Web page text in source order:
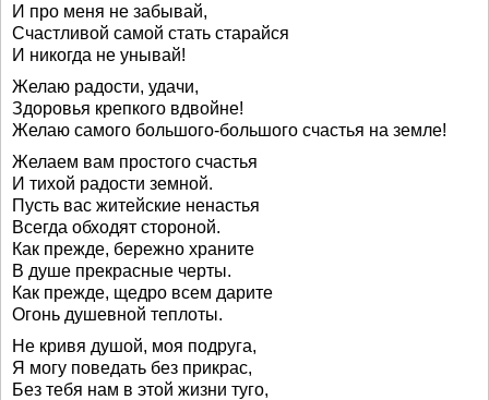
И про меня не забывай,
Счастливой самой стать старайся
И никогда не унывай!
Желаю радости, удачи,
Здоровья крепкого вдвойне!
Желаю самого большого-большого счастья на земле!
Желаем вам простого счастья
И тихой радости земной.
Пусть вас житейские ненастья
Всегда обходят стороной.
Как прежде, бережно храните
В душе прекрасные черты.
Как прежде, щедро всем дарите
Огонь душевной теплоты.
Не кривя душой, моя подруга,
Я могу поведать без прикрас,
Без тебя нам в этой жизни туго,